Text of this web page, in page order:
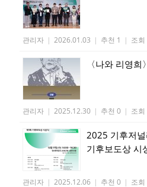
관리자 | 2026.01.03 | 추천 1 | 조회
〈나와 리영
관리자 | 2025.12.30 | 추천 0 | 조
2025 기후저
기후보도상 시
관리자 | 2025.12.06 | 추천 0 | 조